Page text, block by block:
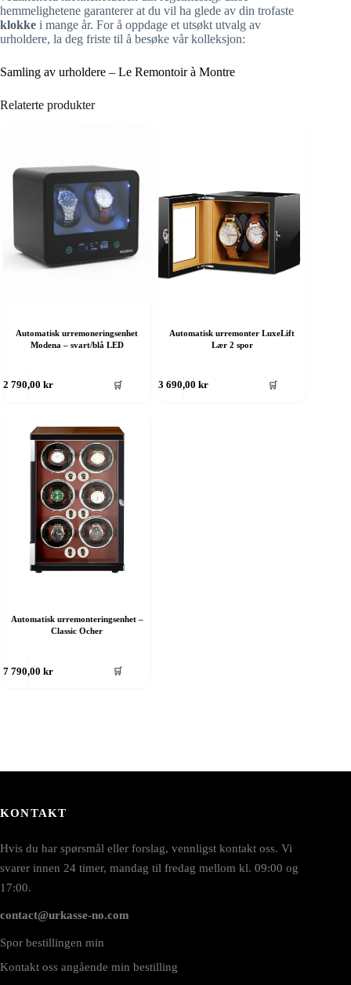
hemmelighetene garanterer at du vil ha glede av din trofaste
klokke i mange år. For å oppdage et utsøkt utvalg av
urholdere, la deg friste til å besøke vår kolleksjon:
Samling av urholdere – Le Remontoir à Montre
Relaterte produkter
Automatisk urremoneringsenhet
Modena – svart/blå LED
2 790,00kr 🛒
Automatisk urremonter LuxeLift
Lær 2 spor
3 690,00kr 🛒
Automatisk urremonteringsenhet –
Classic Ocher
7 790,00kr 🛒
KONTAKT
Hvis du har spørsmål eller forslag, vennligst kontakt oss. Vi
svarer innen 24 timer, mandag til fredag mellom kl. 09:00 og
17:00.
contact@urkasse-no.com
Spor bestillingen min
Kontakt oss angående min bestilling